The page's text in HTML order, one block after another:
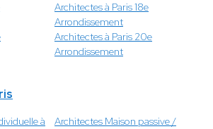
Architectes à Paris 18e
Arrondissement
Architectes à Paris 20e
Arrondissement
à
Architectes Maison passive /